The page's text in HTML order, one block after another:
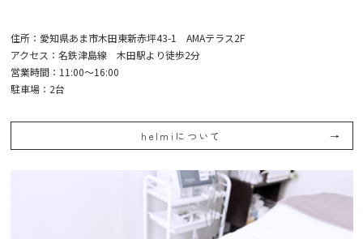
住所：愛知県あま市木田東新赤坪43-1 AMAテラス2F
アクセス：名鉄津島線 木田駅より徒歩2分
営業時間：11:00〜16:00
駐車場：2台
helmiについて